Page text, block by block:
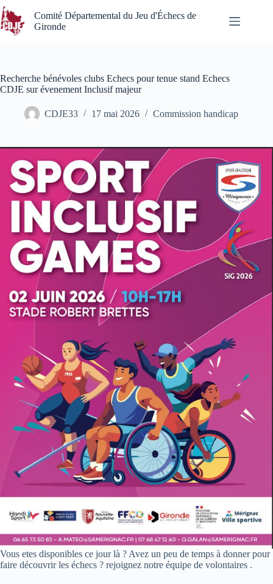
Passer
au
contenu
Comité Départemental du Jeu d'Échecs de
Gironde
Recherche bénévoles clubs Echecs pour tenue stand Echecs
CDJE sur évenement Inclusif majeur
CDJE33 17 mai 2026 Commission handicap
Vous etes disponibles ce jour là ? Avez un peu de temps à donner pour
faire découvrir les échecs ? rejoignez notre équipe de volontaires .